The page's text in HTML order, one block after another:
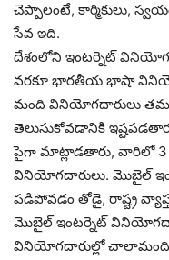
చెప్పాలంటే, కార్మికులు,
సేవ ఇది.
దేశంలోని ఇంటర్నెట్
వరకూ భారతీయ భాషా
మంది వినియోగదారులు
తెలుసుకోవడానికి
పైగా మాట్లాడతారు, వారిలో 3
వినియోగదారులు. మొబైల్
పడిపోవడం తోడై, రాష్ట్ర
మొబైల్ ఇంటర్నెట్
వినియోగదారుల్లో చాలామంది